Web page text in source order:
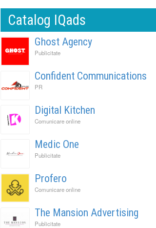
Catalog IQads
Ghost Agency
Publicitate
Confident Communications
PR
Digital Kitchen
Comunicare online
Medic One
Publicitate
Profero
Comunicare online
The Mansion Advertising
Publicitate